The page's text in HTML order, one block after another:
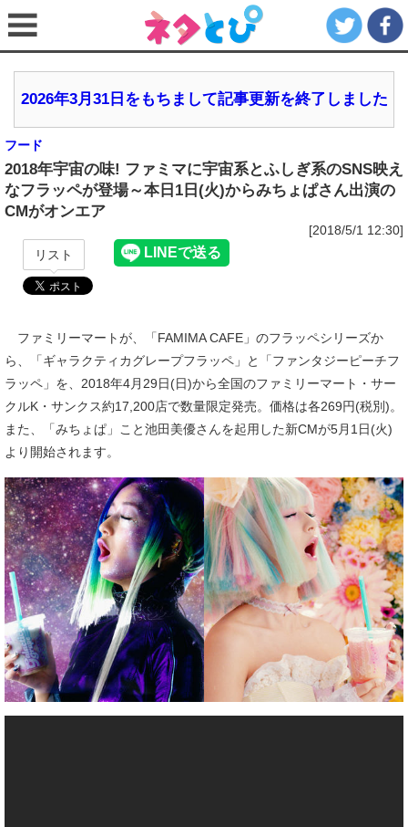
2026年3月31日をもちまして記事更新を終了しました
フード
2018年宇宙の味! ファミマに宇宙系とふしぎ系のSNS映え
なフラッペが登場～本日1日(火)からみちょぱさん出演の
CMがオンエア
[2018/5/1 12:30]
リスト
ファミリーマートが、「FAMIMA CAFE」のフラッペシリーズか
ら、「ギャラクティカグレープフラッペ」と「ファンタジーピーチフ
ラッペ」を、2018年4月29日(日)から全国のファミリーマート・サー
クルK・サンクス約17,200店で数量限定発売。価格は各269円(税別)。
また、「みちょぱ」こと池田美優さんを起用した新CMが5月1日(火)
より開始されます。